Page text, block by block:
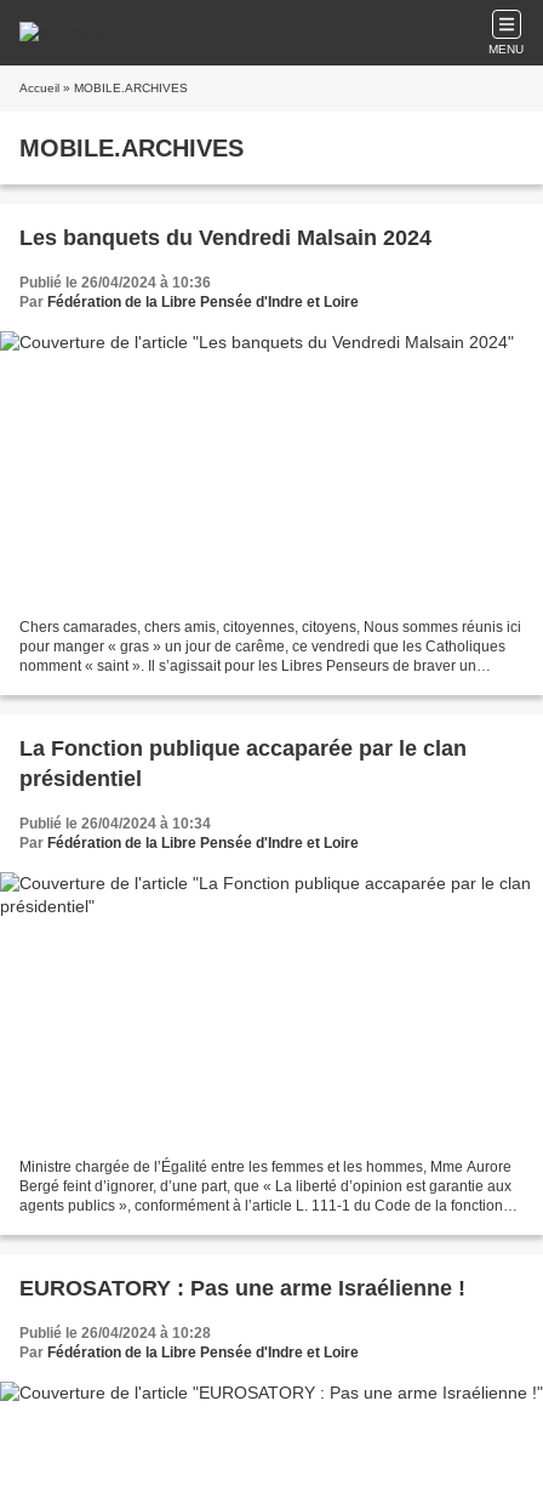
MENU
Accueil » MOBILE.ARCHIVES
MOBILE.ARCHIVES
Les banquets du Vendredi Malsain 2024
Publié le 26/04/2024 à 10:36
Par Fédération de la Libre Pensée d'Indre et Loire
Chers camarades, chers amis, citoyennes, citoyens, Nous sommes réunis ici
pour manger « gras » un jour de carême, ce vendredi que les Catholiques
nomment « saint ». Il s’agissait pour les Libres Penseurs de braver un
La Fonction publique accaparée par le clan
présidentiel
Publié le 26/04/2024 à 10:34
Par Fédération de la Libre Pensée d'Indre et Loire
Ministre chargée de l’Égalité entre les femmes et les hommes, Mme Aurore
Bergé feint d’ignorer, d’une part, que « La liberté d’opinion est garantie aux
agents publics », conformément à l’article L. 111-1 du Code de la fonction
EUROSATORY : Pas une arme Israélienne !
Publié le 26/04/2024 à 10:28
Par Fédération de la Libre Pensée d'Indre et Loire